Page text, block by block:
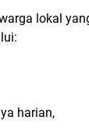
lokal
harian,